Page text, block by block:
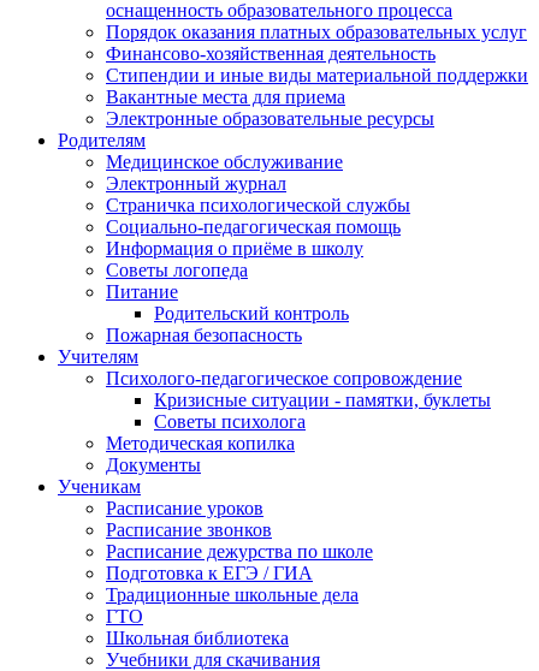
оснащенность образовательного процесса
Порядок оказания платных образовательных услуг
Финансово-хозяйственная деятельность
Стипендии и иные виды материальной поддержки
Вакантные места для приема
Электронные образовательные ресурсы
Родителям
Медицинское обслуживание
Электронный журнал
Страничка психологической службы
Социально-педагогическая помощь
Информация о приёме в школу
Советы логопеда
Питание
Родительский контроль
Пожарная безопасность
Учителям
Психолого-педагогическое сопровождение
Кризисные ситуации - памятки, буклеты
Советы психолога
Методическая копилка
Документы
Ученикам
Расписание уроков
Расписание звонков
Расписание дежурства по школе
Подготовка к ЕГЭ / ГИА
Традиционные школьные дела
ГТО
Школьная библиотека
Учебники для скачивания